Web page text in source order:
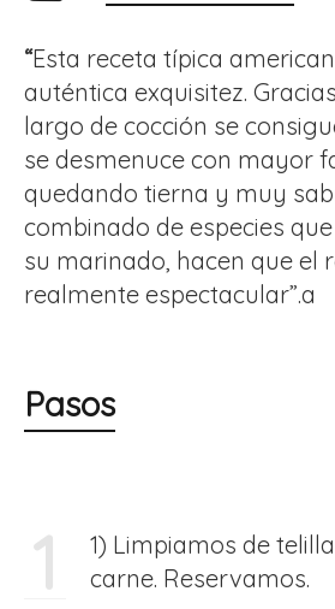
“Esta receta típica
auténtica exquisitez.
largo de cocción se
se desmenuce con mayor
quedando tierna y muy
combinado de especies
su marinado, hacen que el
realmente espectacular”.a
Pasos
1
1) Limpiamos de
carne. Reservamos.